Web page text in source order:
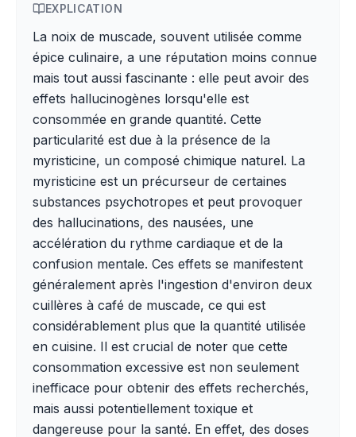
EXPLICATION
La noix de muscade, souvent utilisée comme
épice culinaire, a une réputation moins connue
mais tout aussi fascinante : elle peut avoir des
effets hallucinogènes lorsqu'elle est
consommée en grande quantité. Cette
particularité est due à la présence de la
myristicine, un composé chimique naturel. La
myristicine est un précurseur de certaines
substances psychotropes et peut provoquer
des hallucinations, des nausées, une
accélération du rythme cardiaque et de la
confusion mentale. Ces effets se manifestent
généralement après l'ingestion d'environ deux
cuillères à café de muscade, ce qui est
considérablement plus que la quantité utilisée
en cuisine. Il est crucial de noter que cette
consommation excessive est non seulement
inefficace pour obtenir des effets recherchés,
mais aussi potentiellement toxique et
dangereuse pour la santé. En effet, des doses